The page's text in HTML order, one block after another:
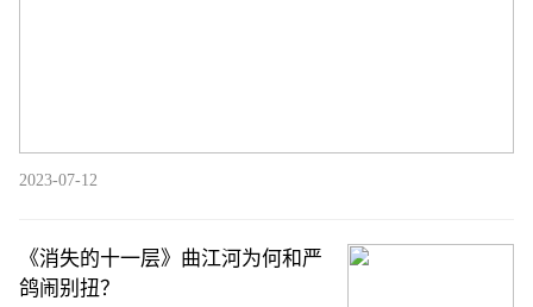
2023-07-12
《消失的十一层》曲江河为何和严
鸽闹别扭？